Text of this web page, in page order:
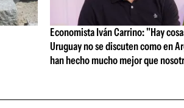
Economista Iván Carrino: "Hay
Uruguay no se discuten como en
han hecho mucho mejor que